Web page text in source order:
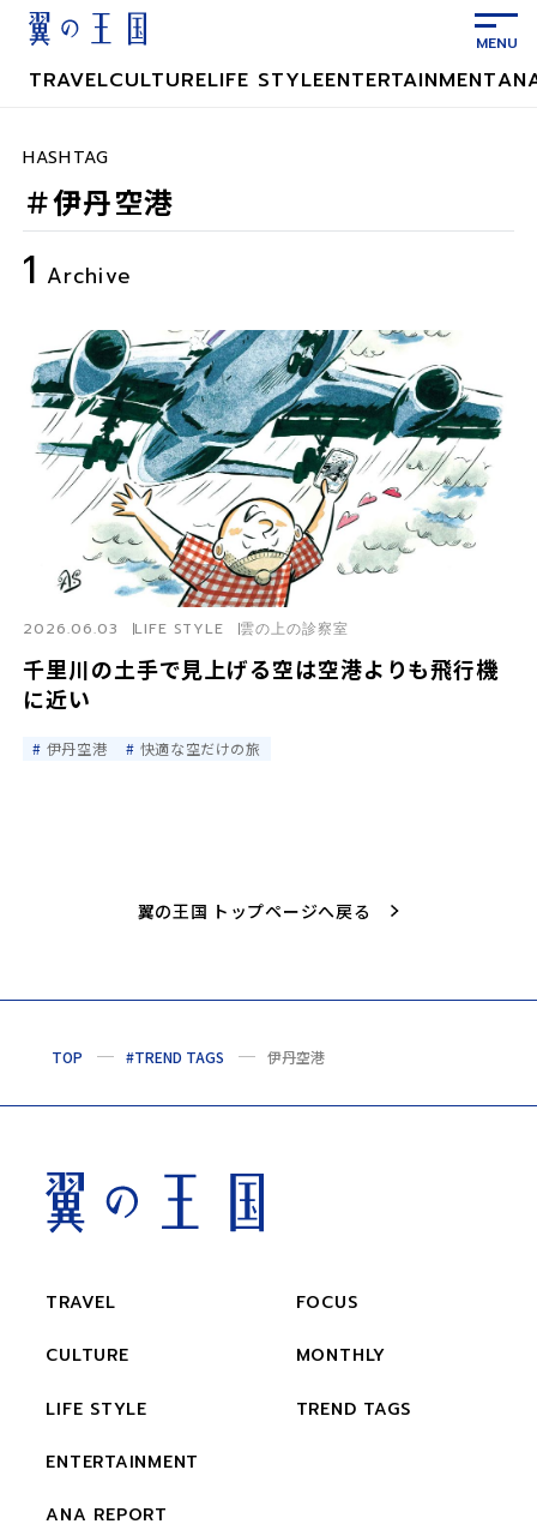
TRAVELCULTURELIFE STYLEENTERTAINMENT
＃伊丹空港
HASHTAG
1 Archive
千里川の土手で見上げる空は空港よりも飛行機
に近い
2026.06.03 LIFE STYLE 雲の上の診察室
伊丹空港 快適な空だけの旅
翼の王国 トップページへ戻る
TOP #TREND TAGS 伊丹空港
TRAVEL
CULTURE
LIFE STYLE
ENTERTAINMENT
ANA REPORT
FOCUS
MONTHLY
TREND TAGS